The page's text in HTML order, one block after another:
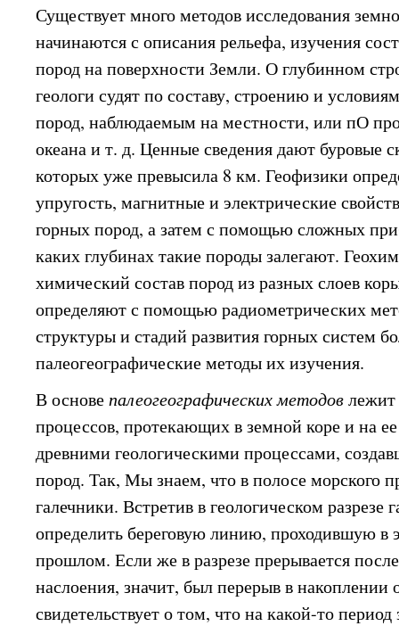
Существует много методов исследования
начинаются с описания рельефа, изучения
пород на поверхности Земли. О глубинном
геологи судят по составу, строению и
пород, наблюдаемым на местности, или пО
океана и т. д. Ценные сведения дают буровые
которых уже превысила 8 км. Геофизики
упругость, магнитные и электрические
горных пород, а затем с помощью сложных
каких глубинах такие породы залегают.
химический состав пород из разных слоев
определяют с помощью радиометрических
структуры и стадий развития горных систем
палеогеографические методы их изучения.
В основепалеогеографических методов
процессов, протекающих в земной коре и на
древними геологическими процессами,
пород. Так, Мы знаем, что в полосе морского
галечники. Встретив в геологическом разрезе
определить береговую линию, проходившую в
прошлом. Если же в разрезе прерывается
наслоения, значит, был перерыв в накоплении
свидетельствует о том, что на какой-то